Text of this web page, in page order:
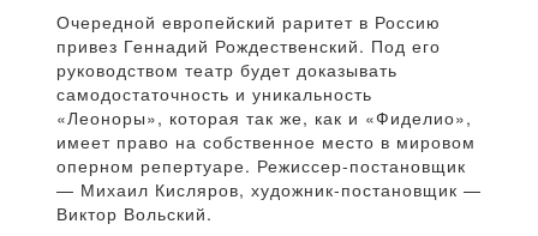
Очередной европейский раритет в Россию
привез Геннадий Рождественский. Под его
руководством театр будет доказывать
самодостаточность и уникальность
«Леоноры», которая так же, как и «Фиделио»,
имеет право на собственное место в мировом
оперном репертуаре. Режиссер-постановщик
— Михаил Кисляров, художник-постановщик —
Виктор Вольский.